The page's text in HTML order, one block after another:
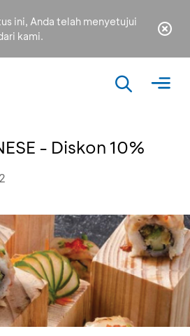
ini, Anda telah menyetujui
kami.
- Diskon 10%